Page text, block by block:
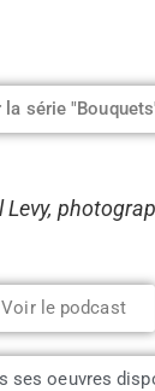
la série
Levy,
Voir le podcast
ses oeuvres